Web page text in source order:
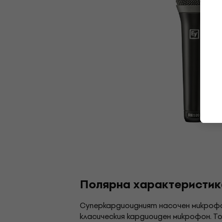
Полярна
Суперкардиоидният насочен
класическия кардиоиден микрофон.